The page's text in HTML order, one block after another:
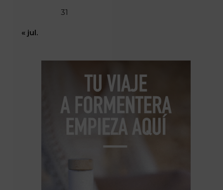
31
« jul.